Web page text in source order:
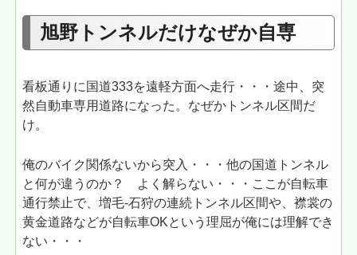
旭野トンネルだけなぜか自専
看板通りに国道333を遠軽方面へ走行・・・途中、突
然自動車専用道路になった。なぜかトンネル区間だ
け。
俺のバイク関係ないから突入・・・他の国道トンネル
と何が違うのか？ よく解らない・・・ここが自転車
通行禁止で、増毛-石狩の連続トンネル区間や、襟裳の
黄金道路などが自転車OKという理屈が俺には理解でき
ない・・・